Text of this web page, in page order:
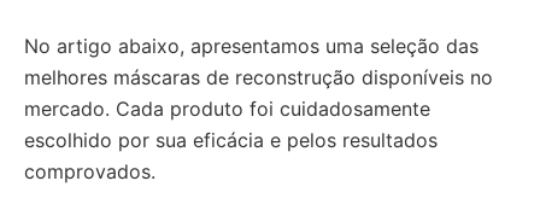
No artigo abaixo, apresentamos uma seleção das
melhores máscaras de reconstrução disponíveis no
mercado. Cada produto foi cuidadosamente
escolhido por sua eficácia e pelos resultados
comprovados.